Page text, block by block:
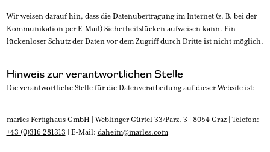
Wir weisen darauf hin, dass die Datenübertragung im Internet (z. B. bei der
Kommunikation per E-Mail) Sicherheitslücken aufweisen kann. Ein
lückenloser Schutz der Daten vor dem Zugriff durch Dritte ist nicht möglich.
Hinweis zur verantwortlichen Stelle
Die verantwortliche Stelle für die Datenverarbeitung auf dieser Website ist:
marles Fertighaus GmbH | Weblinger Gürtel 33/Parz. 3 | 8054 Graz | Telefon:
+43 (0)316 281313 | E-Mail: daheim@marles.com